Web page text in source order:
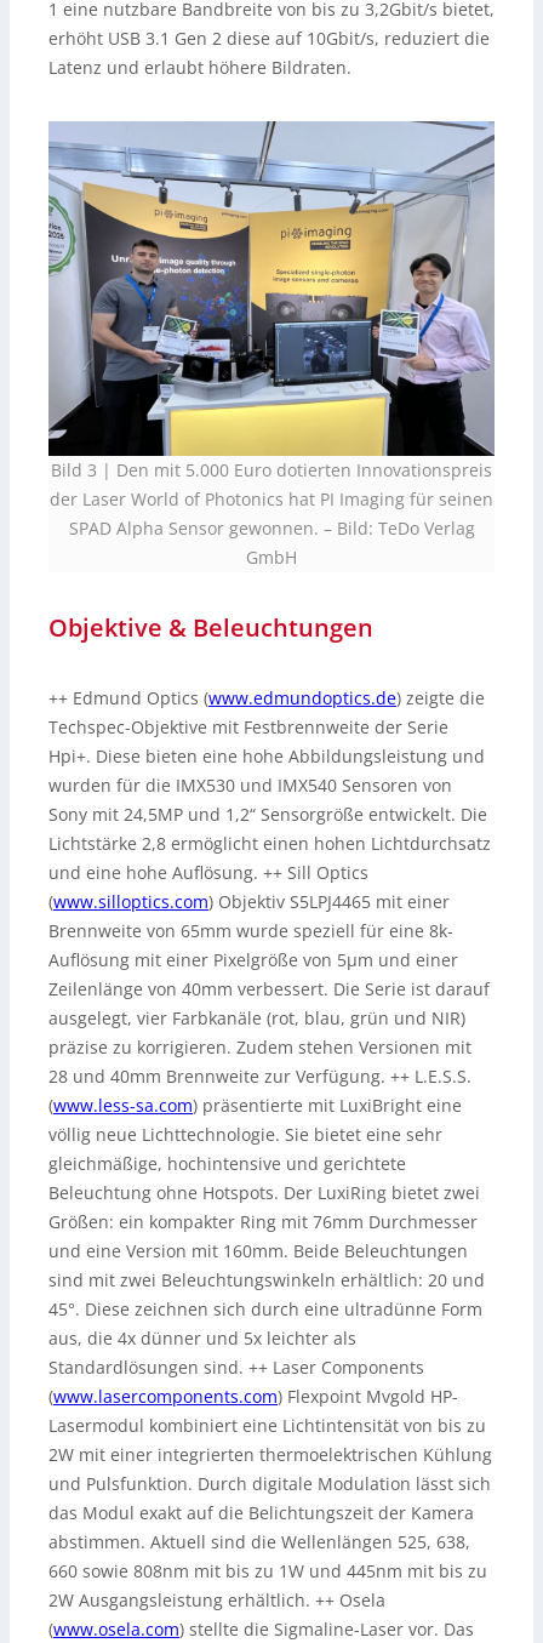
1 eine nutzbare Bandbreite von bis zu 3,2Gbit/s bietet,
erhöht USB 3.1 Gen 2 diese auf 10Gbit/s, reduziert die
Latenz und erlaubt höhere Bildraten.
Bild 3 | Den mit 5.000 Euro dotierten Innovationspreis
der Laser World of Photonics hat PI Imaging für seinen
SPAD Alpha Sensor gewonnen. – Bild: TeDo Verlag
GmbH
Objektive & Beleuchtungen
++ Edmund Optics (www.edmundoptics.de) zeigte die
Techspec-Objektive mit Festbrennweite der Serie
Hpi+. Diese bieten eine hohe Abbildungsleistung und
wurden für die IMX530 und IMX540 Sensoren von
Sony mit 24,5MP und 1,2“ Sensorgröße entwickelt. Die
Lichtstärke 2,8 ermöglicht einen hohen Lichtdurchsatz
und eine hohe Auflösung. ++ Sill Optics
(www.silloptics.com) Objektiv S5LPJ4465 mit einer
Brennweite von 65mm wurde speziell für eine 8k-
Auflösung mit einer Pixelgröße von 5µm und einer
Zeilenlänge von 40mm verbessert. Die Serie ist darauf
ausgelegt, vier Farbkanäle (rot, blau, grün und NIR)
präzise zu korrigieren. Zudem stehen Versionen mit
28 und 40mm Brennweite zur Verfügung. ++ L.E.S.S.
(www.less-sa.com) präsentierte mit LuxiBright eine
völlig neue Lichttechnologie. Sie bietet eine sehr
gleichmäßige, hochintensive und gerichtete
Beleuchtung ohne Hotspots. Der LuxiRing bietet zwei
Größen: ein kompakter Ring mit 76mm Durchmesser
und eine Version mit 160mm. Beide Beleuchtungen
sind mit zwei Beleuchtungswinkeln erhältlich: 20 und
45°. Diese zeichnen sich durch eine ultradünne Form
aus, die 4x dünner und 5x leichter als
Standardlösungen sind. ++ Laser Components
(www.lasercomponents.com) Flexpoint Mvgold HP-
Lasermodul kombiniert eine Lichtintensität von bis zu
2W mit einer integrierten thermoelektrischen Kühlung
und Pulsfunktion. Durch digitale Modulation lässt sich
das Modul exakt auf die Belichtungszeit der Kamera
abstimmen. Aktuell sind die Wellenlängen 525, 638,
660 sowie 808nm mit bis zu 1W und 445nm mit bis zu
2W Ausgangsleistung erhältlich. ++ Osela
(www.osela.com) stellte die Sigmaline-Laser vor. Das